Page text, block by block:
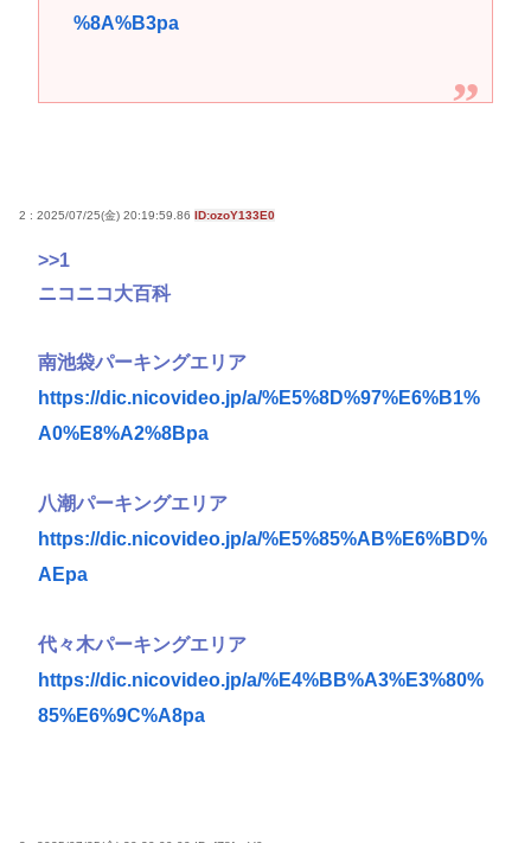
%8A%B3pa
2 : 2025/07/25(金) 20:19:59.86 ID:ozoY133E0
>>1
ニコニコ大百科
南池袋パーキングエリア
https://dic.nicovideo.jp/a/%E5%8D%97%E6%B1%
A0%E8%A2%8Bpa
八潮パーキングエリア
https://dic.nicovideo.jp/a/%E5%85%AB%E6%BD%
AEpa
代々木パーキングエリア
https://dic.nicovideo.jp/a/%E4%BB%A3%E3%80%
85%E6%9C%A8pa